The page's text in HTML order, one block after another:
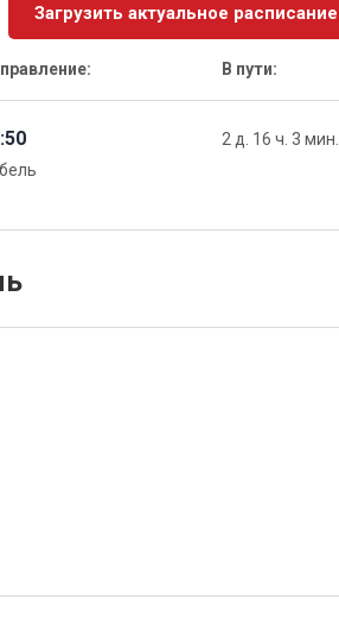
Загрузить актуальное расписание
В пути:
2 д. 16 ч. 3 мин.